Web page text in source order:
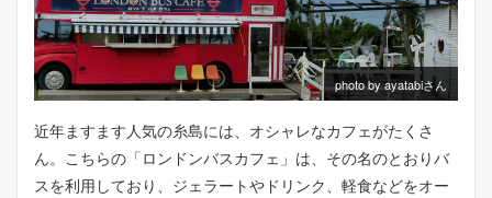
photo by ayatabiさん
近年ますます人気の糸島には、オシャレなカフェがたくさ
ん。こちらの「ロンドンバスカフェ」は、その名のとおりバ
スを利用しており、ジェラートやドリンク、軽食などをオー